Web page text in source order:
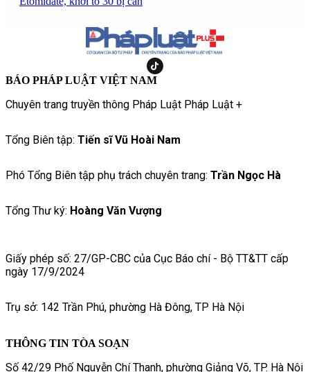
BÁO PHÁP LUẬT VIỆT NAM
Chuyên trang truyền thông Pháp Luật Pháp Luật +
Tổng Biên tập: Tiến sĩ Vũ Hoài Nam
Phó Tổng Biên tập phụ trách chuyên trang: Trần Ngọc Hà
Tổng Thư ký: Hoàng Văn Vượng
Giấy phép số: 27/GP-CBC của Cục Báo chí - Bộ TT&TT cấp
ngày 17/9/2024
Trụ sở: 142 Trần Phú, phường Hà Đông, TP Hà Nội
THÔNG TIN TÒA SOẠN
Số 42/29 Phố Nguyễn Chí Thanh, phường Giảng Võ, TP. Hà Nội